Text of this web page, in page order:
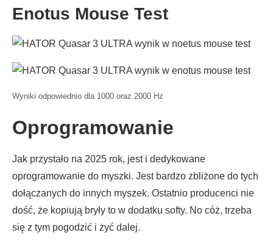
Enotus Mouse Test
Wyniki odpowiednio dla 1000 oraz 2000 Hz
Oprogramowanie
Jak przystało na 2025 rok, jest i dedykowane
oprogramowanie do myszki. Jest bardzo zbliżone do tych
dołączanych do innych myszek. Ostatnio producenci nie
dość, że kopiują bryły to w dodatku softy. No cóż, trzeba
się z tym pogodzić i żyć dalej.